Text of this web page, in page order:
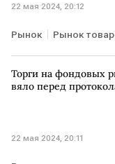
22 мая 2024, 20:12
Рынок Рынок
Торги на фондовых
вяло перед
22 мая 2024, 20:11